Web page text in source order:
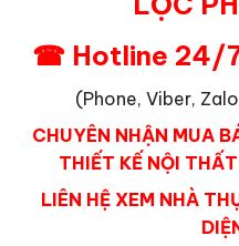
☎ Hotline 24/
(Phone, Viber,
CHUYÊN NHẬN MUA
THIẾT KẾ NỘI
LIÊN HỆ XEM NHÀ